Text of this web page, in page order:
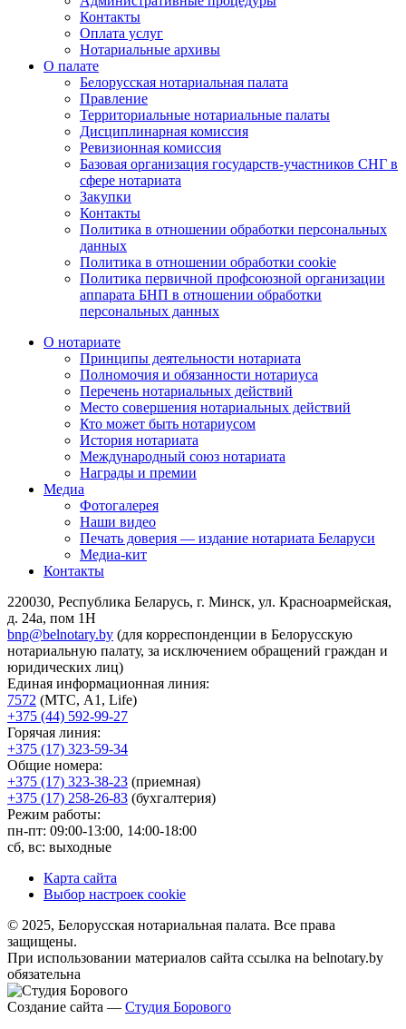
Контакты
Оплата услуг
Нотариальные архивы
О палате
Белорусская нотариальная палата
Правление
Территориальные нотариальные палаты
Дисциплинарная комиссия
Ревизионная комиссия
Базовая организация государств-участников СНГ в
сфере нотариата
Закупки
Контакты
Политика в отношении обработки персональных
данных
Политика в отношении обработки cookie
Политика первичной профсоюзной организации
аппарата БНП в отношении обработки
персональных данных
О нотариате
Принципы деятельности нотариата
Полномочия и обязанности нотариуса
Перечень нотариальных действий
Место совершения нотариальных действий
Кто может быть нотариусом
История нотариата
Международный союз нотариата
Награды и премии
Медиа
Фотогалерея
Наши видео
Печать доверия — издание нотариата Беларуси
Медиа-кит
Контакты
220030, Республика Беларусь, г. Минск, ул. Красноармейская,
д. 24а, пом 1Н
bnp@belnotary.by (для корреспонденции в Белорусскую
нотариальную палату, за исключением обращений граждан и
юридических лиц)
Единая информационная линия:
7572 (МТС, A1, Life)
+375 (44) 592-99-27
Горячая линия:
+375 (17) 323-59-34
Общие номера:
+375 (17) 323-38-23 (приемная)
+375 (17) 258-26-83 (бухгалтерия)
Режим работы:
пн-пт: 09:00-13:00, 14:00-18:00
сб, вс: выходные
Карта сайта
Выбор настроек cookie
© 2025, Белорусская нотариальная палата. Все права
защищены.
При использовании материалов сайта ссылка на belnotary.by
обязательна
Создание сайта — Студия Борового